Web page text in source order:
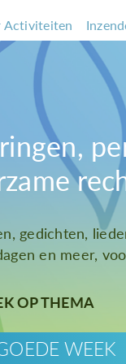
Activiteiten
gedichten,
en meer,
OP THEMA
WEEK